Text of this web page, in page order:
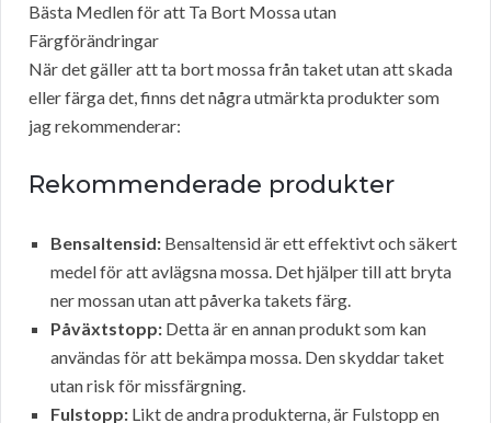
Bästa Medlen för att Ta Bort Mossa utan
Färgförändringar
När det gäller att ta bort mossa från taket utan att skada
eller färga det, finns det några utmärkta produkter som
jag rekommenderar:
Rekommenderade produkter
Bensaltensid: Bensaltensid är ett effektivt och säkert
medel för att avlägsna mossa. Det hjälper till att bryta
ner mossan utan att påverka takets färg.
Påväxtstopp: Detta är en annan produkt som kan
användas för att bekämpa mossa. Den skyddar taket
utan risk för missfärgning.
Fulstopp: Likt de andra produkterna, är Fulstopp en